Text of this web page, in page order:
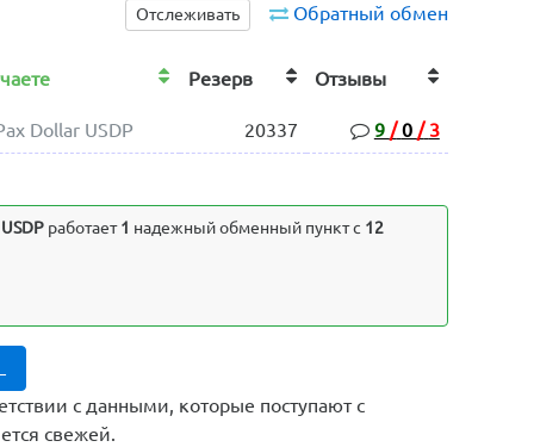
Обратный обмен
Отслеживать
Резерв Отзывы
Dollar USDP 20337 9 / 0 / 3
работает1 надежный обменный пункт с 12
с данными, которые поступают с
свежей.